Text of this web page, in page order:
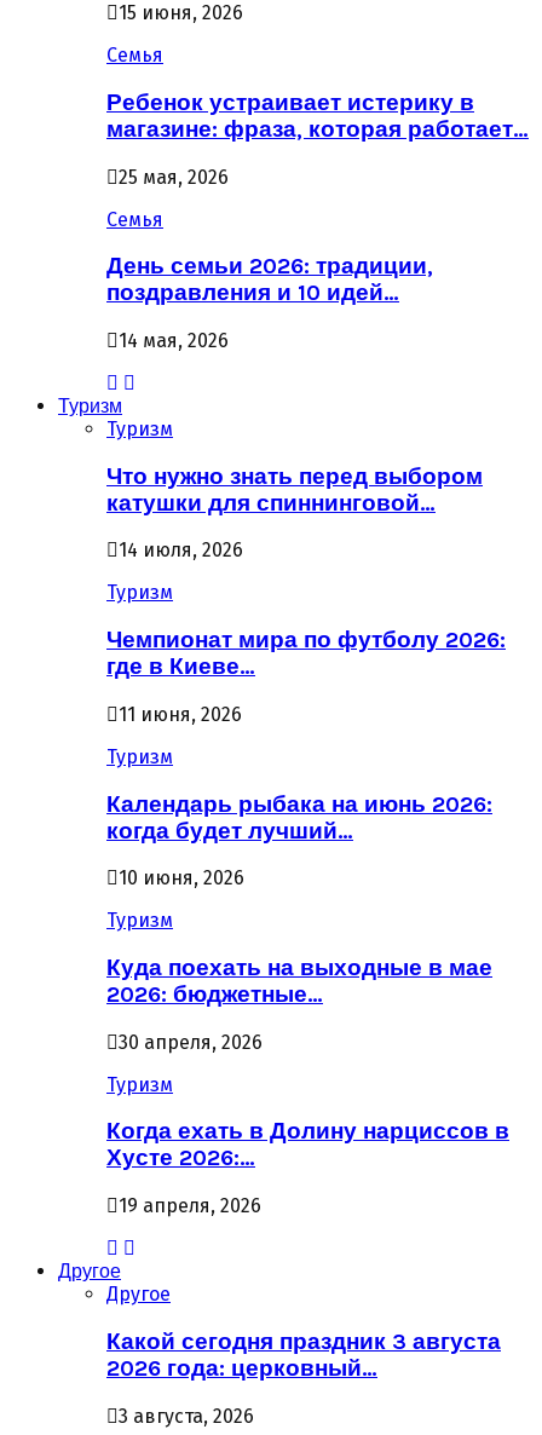
15 июня, 2026
Семья
Ребенок устраивает истерику в
магазине: фраза, которая работает…
25 мая, 2026
Семья
День семьи 2026: традиции,
поздравления и 10 идей…
14 мая, 2026
Туризм
Туризм
Что нужно знать перед выбором
катушки для спиннинговой…
14 июля, 2026
Туризм
Чемпионат мира по футболу 2026:
где в Киеве…
11 июня, 2026
Туризм
Календарь рыбака на июнь 2026:
когда будет лучший…
10 июня, 2026
Туризм
Куда поехать на выходные в мае
2026: бюджетные…
30 апреля, 2026
Туризм
Когда ехать в Долину нарциссов в
Хусте 2026:…
19 апреля, 2026
Другое
Другое
Какой сегодня праздник 3 августа
2026 года: церковный…
3 августа, 2026